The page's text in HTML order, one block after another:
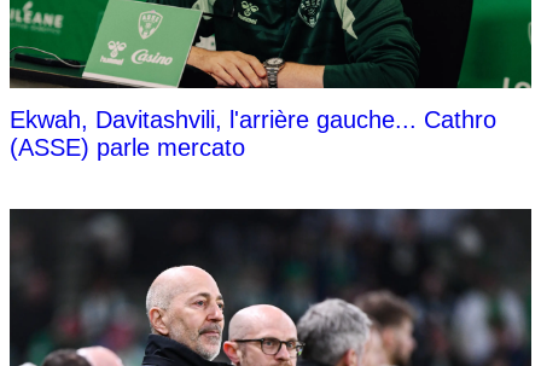
Ekwah, Davitashvili, l'arrière gauche... Cathro
(ASSE) parle mercato